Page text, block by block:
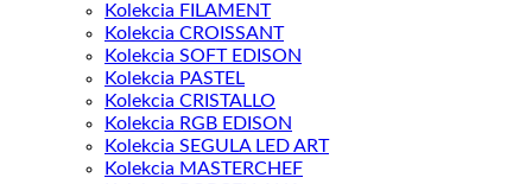
Kolekcia FILAMENT
Kolekcia CROISSANT
Kolekcia SOFT EDISON
Kolekcia PASTEL
Kolekcia CRISTALLO
Kolekcia RGB EDISON
Kolekcia SEGULA LED ART
Kolekcia MASTERCHEF